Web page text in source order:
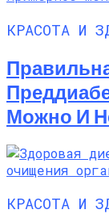
КРАСОТА И
Можно И
КРАСОТА И